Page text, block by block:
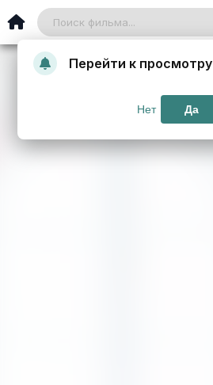
Перейти к просмотру
Нет Да